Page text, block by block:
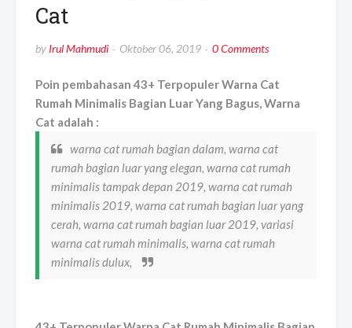
Cat
by Irul Mahmudi Oktober 06, 2019 0 Comments
Poin pembahasan 43+ Terpopuler Warna Cat
Rumah Minimalis Bagian Luar Yang Bagus, Warna
Cat adalah :
warna cat rumah bagian dalam, warna cat
rumah bagian luar yang elegan, warna cat rumah
minimalis tampak depan 2019, warna cat rumah
minimalis 2019, warna cat rumah bagian luar yang
cerah, warna cat rumah bagian luar 2019, variasi
warna cat rumah minimalis, warna cat rumah
minimalis dulux,